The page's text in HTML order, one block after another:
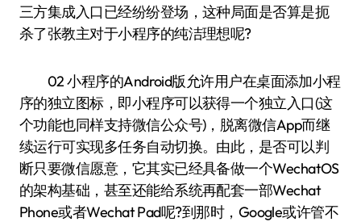
三方集成入口已经纷纷登场，这种局面是否算是扼
杀了张教主对于小程序的纯洁理想呢?
02 小程序的Android版允许用户在桌面添加小程
序的独立图标，即小程序可以获得一个独立入口(这
个功能也同样支持微信公众号)，脱离微信App而继
续运行可实现多任务自动切换。由此，是否可以判
断只要微信愿意，它其实已经具备做一个WechatOS
的架构基础，甚至还能给系统再配套一部Wechat
Phone或者Wechat Pad呢?到那时，Google或许管不